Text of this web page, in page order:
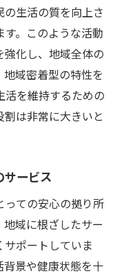
域密着の信頼を
ュニケーション
す安心感
営
剤薬局の選び方
め方
ント
重要さ
生活の質を向上さ
。このような活動
強化し、地域全体の
域密着型の特性を
活を維持するための
は非常に大きいと
サービス
ての安心の拠り所
域に根ざしたサー
サポートしていま
景や健康状態を十